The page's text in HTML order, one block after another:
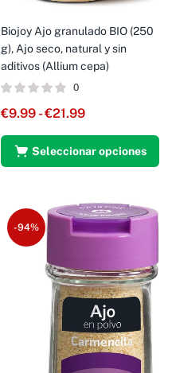
Biojoy Ajo granulado BIO (250
g), Ajo seco, natural y sin
aditivos (Allium cepa)
0
€9.99 - €21.99
Seleccionar opciones
-94%